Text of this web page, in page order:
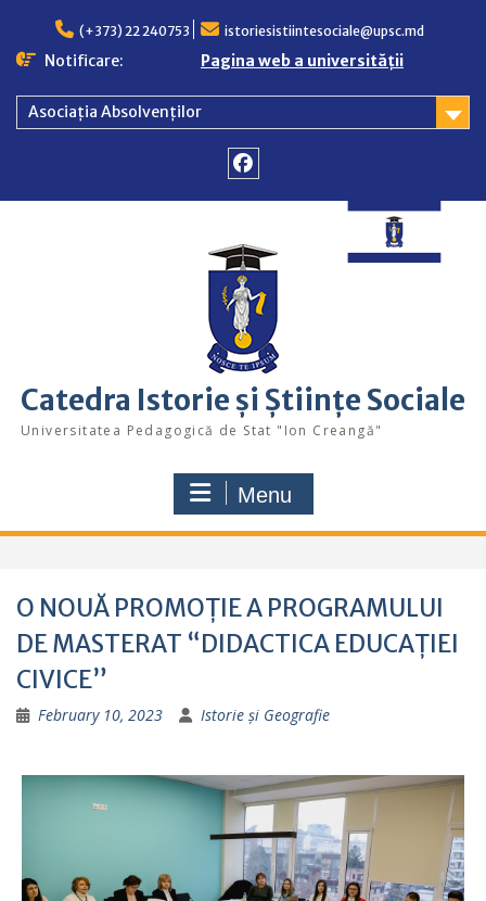
content
(+373) 22 240753 istoriesistiintesociale@upsc.md
Notificare: Pagina web a universității
Asociația Absolvenților
Catedra Istorie și Științe Sociale
Universitatea Pedagogică de Stat "Ion Creangă"
Menu
O NOUĂ PROMOȚIE A PROGRAMULUI
DE MASTERAT “DIDACTICA EDUCAȚIEI
CIVICE”
February 10, 2023 Istorie și Geografie